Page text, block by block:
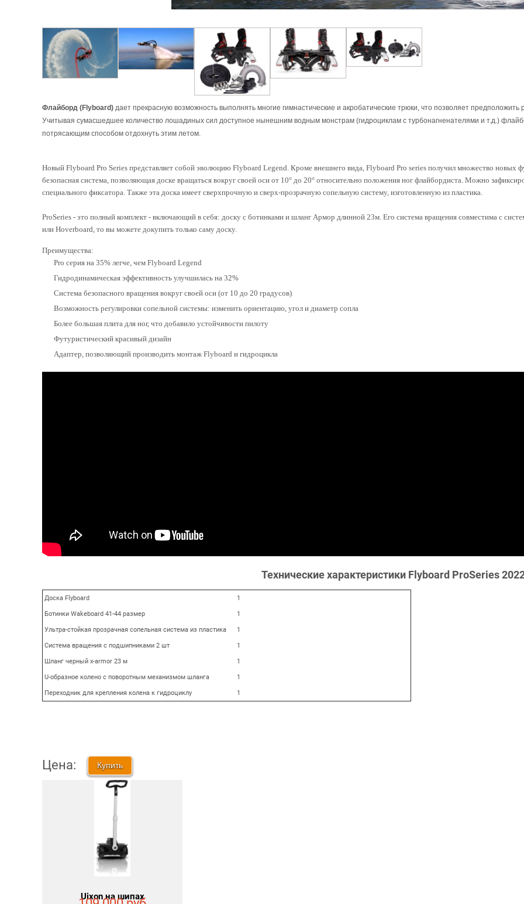
Флайборд (Flyboard) дает прекрасную возможность выполнять многие гимнастические и акробатические трюки, что позволяет предположить
Учитывая сумасшедшее количество лошадиных сил доступное нынешним водным монстрам (гидроциклам с турбонагненателями и т.д.)
потрясающим способом отдохнуть этим летом.
Новый Flyboard Pro Series представляет собой эволюцию Flyboard Legend. Кроме внешнего вида, Flyboard Pro series получил множество новых
безопасная система, позволяющая доске вращаться вокруг своей оси от 10° до 20° относительно положения ног флайбордиста. Можно
специального фиксатора. Также эта доска имеет сверхпрочную и сверх-прозрачную сопельную систему, изготовленную из пластика.
ProSeries - это полный комплект - включающий в себя: доску с ботинками и шланг Армор длинной 23м. Его система вращения совместима с
или Hoverboard, то вы можете докупить только саму доску.
Преимущества:
Pro серия на 35% легче, чем Flyboard Legend
Гидродинамическая эффективность улучшилась на 32%
Система безопасного вращения вокруг своей оси (от 10 до 20 градусов)
Возможность регулировки сопельной системы: изменить ориентацию, угол и диаметр сопла
Более большая плита для ног, что добавило устойчивости пилоту
Футуристический красивый дизайн
Адаптер, позволяющий производить монтаж Flyboard и гидроцикла
Технические характеристики Flyboard ProSeries
Доска Flyboard 1
Ботинки Wakeboard 41-44 размер 1
Ультра-стойкая прозрачная сопельная система из пластика 1
Система вращения с подшипниками 2 шт 1
Шланг черный x-armor 23 м 1
U-образное колено с поворотным механизмом шланга 1
Переходник для крепления колена к гидроциклу 1
Цена: Купить
Uixon на шипах